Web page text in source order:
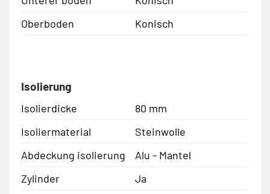
Oberboden
Konisch
Isolierung
Isolierdicke
80 mm
Isoliermaterial
Steinwolle
Abdeckung isolierung
Alu - Mantel
Zylinder
Ja